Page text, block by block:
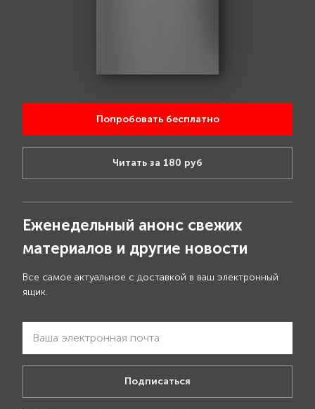
Попробовать бесплатно
Читать за 180 руб
Еженедельный анонс свежих
материалов и другие новости
Все самое актуальное с доставкой в ваш электронный
ящик.
Подписаться